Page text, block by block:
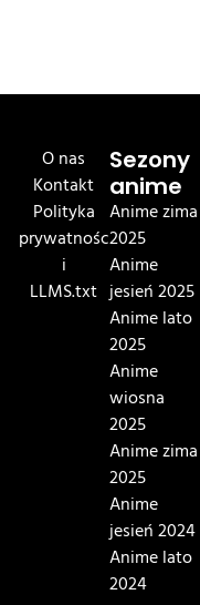
O nas
Kontakt
Polityka
prywatnośc
i
LLMS.txt
Sezony
anime
Anime zima
2025
Anime
jesień 2025
Anime lato
2025
Anime
wiosna
2025
Anime zima
2025
Anime
jesień 2024
Anime lato
2024